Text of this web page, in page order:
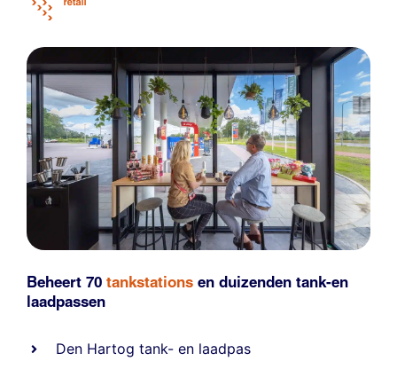
Beheert 70 tankstations en duizenden tank-en
laadpassen
Den Hartog tank- en laadpas